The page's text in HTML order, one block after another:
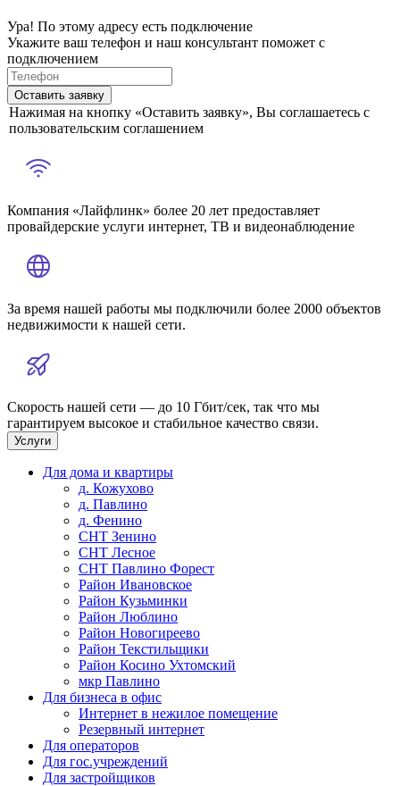
Ура! По этому адресу есть подключение
Укажите ваш телефон и наш консультант поможет с
подключением
Оставить заявку
Нажимая на кнопку «Оставить заявку», Вы соглашаетесь с
пользовательским соглашением
Компания «Лайфлинк» более 20 лет предоставляет
провайдерские услуги интернет, ТВ и видеонаблюдение
За время нашей работы мы подключили более 2000 объектов
недвижимости к нашей сети.
Скорость нашей сети — до 10 Гбит/сек, так что мы
гарантируем высокое и стабильное качество связи.
Услуги
Для дома и квартиры
д. Кожухово
д. Павлино
д. Фенино
СНТ Зенино
СНТ Лесное
СНТ Павлино Форест
Район Ивановское
Район Кузьминки
Район Люблино
Район Новогиреево
Район Текстильщики
Район Косино Ухтомский
мкр Павлино
Для бизнеса в офис
Интернет в нежилое помещение
Резервный интернет
Для операторов
Для гос.учреждений
Для застройщиков